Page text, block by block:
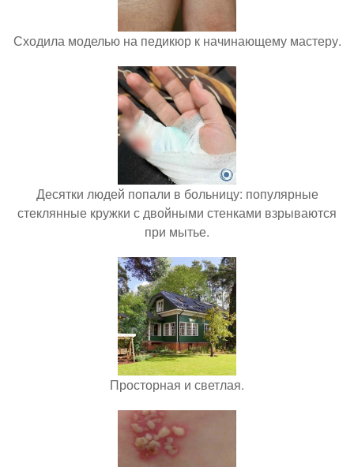
Сходила моделью на педикюр к начинающему мастеру.
Десятки людей попали в больницу: популярные
стеклянные кружки с двойными стенками взрываются
при мытье.
Просторная и светлая.